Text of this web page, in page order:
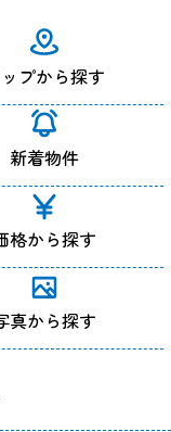
プから探す
新着物件
格から探す
真から探す